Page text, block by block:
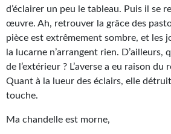
S'abonner
Les critiques
Le blog
Le prix des lecteurs
GOODIES
d’éclairer un peu le tableau. Puis il se
œuvre. Ah, retrouver la grâce des
pièce est extrêmement sombre, et les
la lucarne n’arrangent rien. D’ailleurs,
de l’extérieur ? L’averse a eu raison du
Quant à la lueur des éclairs, elle
touche.
Ma chandelle est morne,